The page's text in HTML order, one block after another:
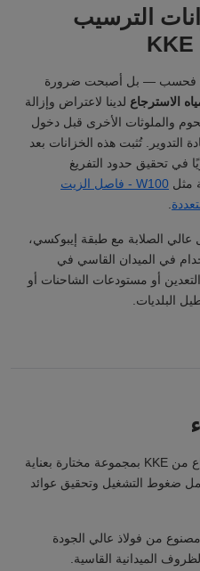
الترسيب
بيئيًا فحسب — بل أصبحت ضرورة
الاسترجاع لدينا لاعتراض وإزالة
والملوثات الأخرى قبل دخول
التدوير. تُثبت هذه الخزانات بعد
في تحقيق حدود التفريغ
مثل
W100 - فاصل الزيت
عالي الصلابة مع طبقة إيبوكسي،
في الميدان القاسي في
أو مستودعات الشاحنات أو
البلديات.
تتميز خزانات ترسيب مياه الاسترجاع من KKE بمجموعة مختارة بعناية
ضغوط التشغيل وتحقيق عوائد
مصنوع من فولاذ عالي الجودة
الميدانية القاسية.